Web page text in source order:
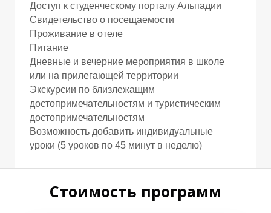
Г
Доступ к студенческому порталу Альпадии
Свидетельство о посещаемости
Проживание в отеле
Питание
Дневные и вечерние мероприятия в школе
или на прилегающей территории
Экскурсии по близлежащим
достопримечательностям и туристическим
достопримечательностям
Возможность добавить индивидуальные
уроки (5 уроков по 45 минут в неделю)
Стоимость программ